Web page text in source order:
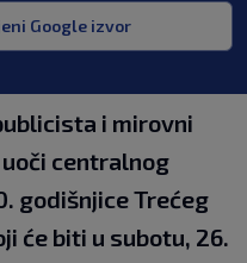
Google izvor
i mirovni
centralnog
godišnjice Trećeg
će biti u subotu, 26.